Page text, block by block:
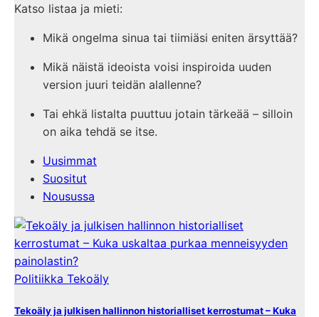
Katso listaa ja mieti:
Mikä ongelma sinua tai tiimiäsi eniten ärsyttää?
Mikä näistä ideoista voisi inspiroida uuden
version juuri teidän alallenne?
Tai ehkä listalta puuttuu jotain tärkeää – silloin
on aika tehdä se itse.
Uusimmat
Suositut
Nousussa
Politiikka Tekoäly
Tekoäly ja julkisen hallinnon historialliset kerrostumat – Kuka